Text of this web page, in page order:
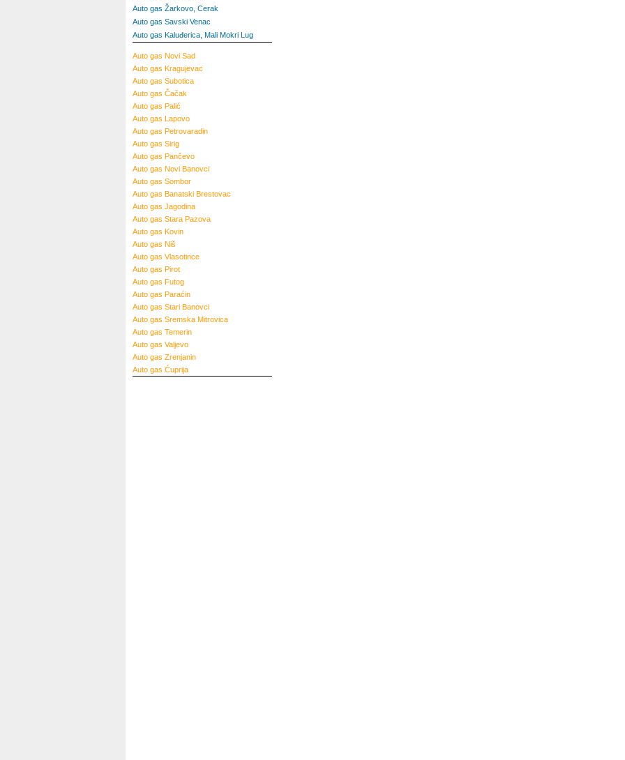
Auto gas Žarkovo, Cerak
Auto gas Savski Venac
Auto gas Kaluđerica, Mali Mokri Lug
Auto gas Novi Sad
Auto gas Kragujevac
Auto gas Subotica
Auto gas Čačak
Auto gas Palić
Auto gas Lapovo
Auto gas Petrovaradin
Auto gas Sirig
Auto gas Pančevo
Auto gas Novi Banovci
Auto gas Sombor
Auto gas Banatski Brestovac
Auto gas Jagodina
Auto gas Stara Pazova
Auto gas Kovin
Auto gas Niš
Auto gas Vlasotince
Auto gas Pirot
Auto gas Futog
Auto gas Paraćin
Auto gas Stari Banovci
Auto gas Sremska Mitrovica
Auto gas Temerin
Auto gas Valjevo
Auto gas Zrenjanin
Auto gas Ćuprija